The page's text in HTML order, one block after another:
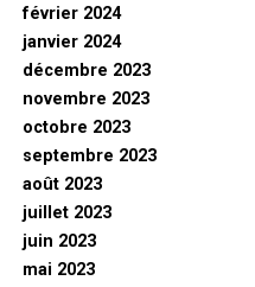
février 2024
janvier 2024
décembre 2023
novembre 2023
octobre 2023
septembre 2023
août 2023
juillet 2023
juin 2023
mai 2023